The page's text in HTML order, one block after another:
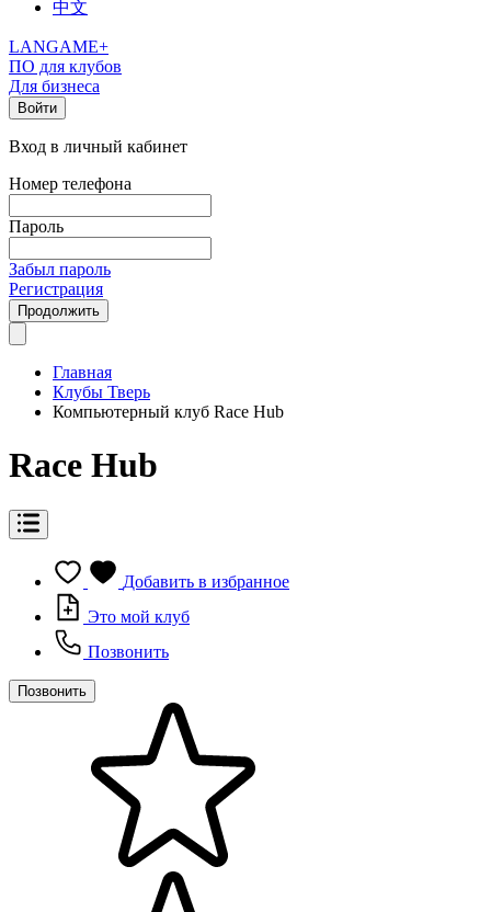
中文
LANGAME+
ПО для клубов
Для бизнеса
Войти
Вход в личный кабинет
Номер телефона
Пароль
Забыл пароль
Регистрация
Продолжить
Главная
Клубы Тверь
Компьютерный клуб Race Hub
Race Hub
Добавить в избранное
Это мой клуб
Позвонить
Позвонить